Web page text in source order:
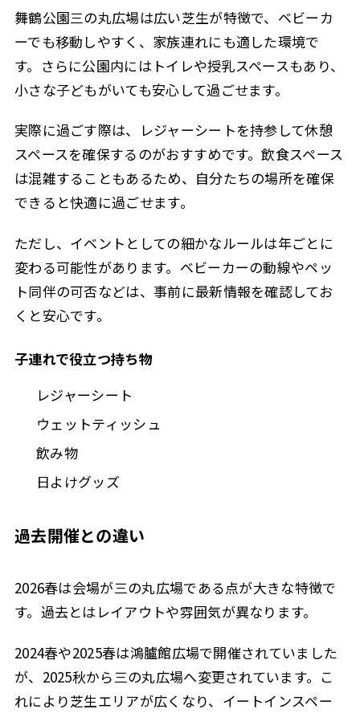
舞鶴公園三の丸広場は広い芝生が特徴で、ベビーカ
ーでも移動しやすく、家族連れにも適した環境で
す。さらに公園内にはトイレや授乳スペースもあり、
小さな子どもがいても安心して過ごせます。
実際に過ごす際は、レジャーシートを持参して休憩
スペースを確保するのがおすすめです。飲食スペース
は混雑することもあるため、自分たちの場所を確保
できると快適に過ごせます。
ただし、イベントとしての細かなルールは年ごとに
変わる可能性があります。ベビーカーの動線やペッ
ト同伴の可否などは、事前に最新情報を確認してお
くと安心です。
子連れで役立つ持ち物
レジャーシート
ウェットティッシュ
飲み物
日よけグッズ
過去開催との違い
2026春は会場が三の丸広場である点が大きな特徴で
す。過去とはレイアウトや雰囲気が異なります。
2024春や2025春は鴻臚館広場で開催されていました
が、2025秋から三の丸広場へ変更されています。こ
れにより芝生エリアが広くなり、イートインスペー